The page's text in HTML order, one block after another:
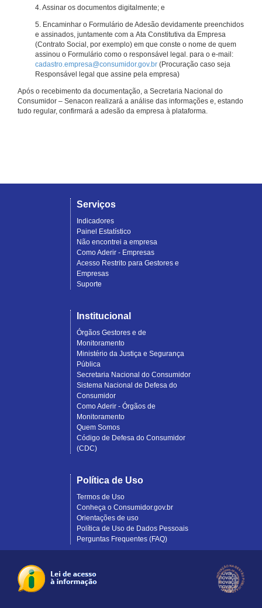
4. Assinar os documentos digitalmente; e
5. Encaminhar o Formulário de Adesão devidamente preenchidos
e assinados, juntamente com a Ata Constitutiva da Empresa
(Contrato Social, por exemplo) em que conste o nome de quem
assinou o Formulário como o responsável legal. para o e-mail:
cadastro.empresa@consumidor.gov.br (Procuração caso seja
Responsável legal que assine pela empresa)
Após o recebimento da documentação, a Secretaria Nacional do
Consumidor – Senacon realizará a análise das informações e, estando
tudo regular, confirmará a adesão da empresa à plataforma.
Serviços
Indicadores
Painel Estatístico
Não encontrei a empresa
Como Aderir - Empresas
Acesso Restrito para Gestores e
Empresas
Suporte
Institucional
Órgãos Gestores e de
Monitoramento
Ministério da Justiça e Segurança
Pública
Secretaria Nacional do Consumidor
Sistema Nacional de Defesa do
Consumidor
Como Aderir - Órgãos de
Monitoramento
Quem Somos
Código de Defesa do Consumidor
(CDC)
Política de Uso
Termos de Uso
Conheça o Consumidor.gov.br
Orientações de uso
Política de Uso de Dados Pessoais
Perguntas Frequentes (FAQ)